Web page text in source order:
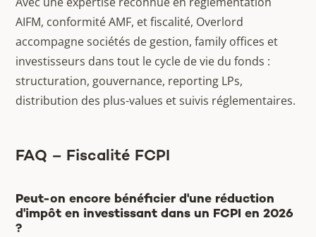
AIFM, conformité AMF, et fiscalité, Overlord
accompagne sociétés de gestion, family offices et
investisseurs dans tout le cycle de vie du fonds :
structuration, gouvernance, reporting LPs,
distribution des plus-values et suivis réglementaires.
FAQ – Fiscalité FCPI
Peut-on encore bénéficier d'une réduction
d'impôt en investissant dans un FCPI en 2026
?